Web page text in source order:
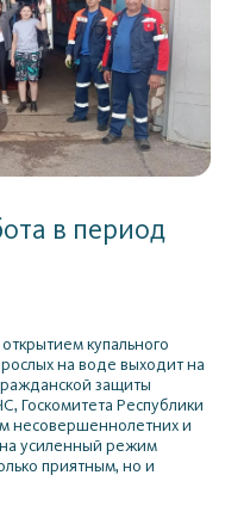
в период
купального
на воде выходит на
защиты
Госкомитета Республики
несовершеннолетних и
усиленный режим
приятным, но и